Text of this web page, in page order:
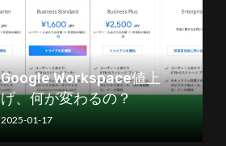
Google Workspace値上
げ、何が変わるの？
2025-01-17